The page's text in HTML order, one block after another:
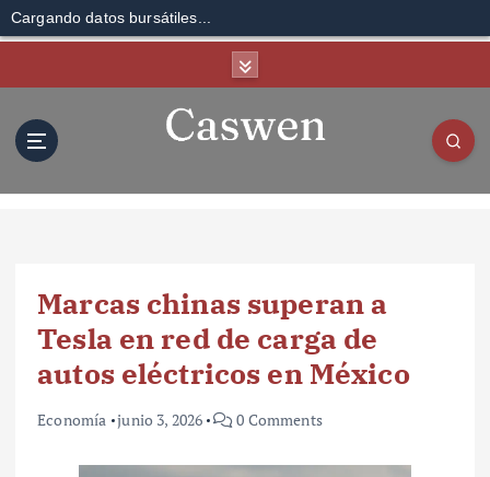
Cargando datos bursátiles...
Marcas chinas superan a
Tesla en red de carga de
autos eléctricos en México
Economía junio 3, 2026 0 Comments